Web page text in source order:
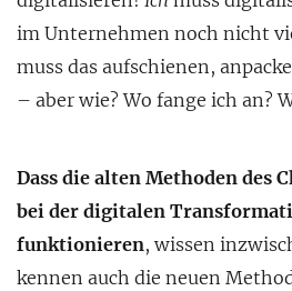
im Unternehmen noch nicht
muss das aufschienen,
– aber wie? Wo fange ich an?
Dass die alten Methoden des
bei der digitalen
funktionieren, wissen
kennen auch die neuen